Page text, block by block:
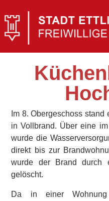
Im 8. Obergeschoss
in Vollbrand. Über eine
wurde die
direkt bis zur
wurde der Brand durch
gelöscht.
Da in einer